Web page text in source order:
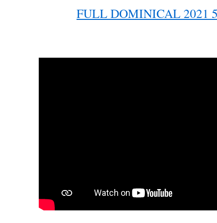
FULL DOMINICAL 2021